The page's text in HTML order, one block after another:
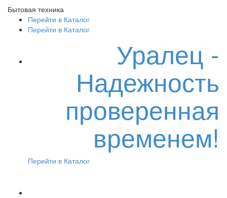
Бытовая техника
Перейти в Каталог
Перейти в Каталог
Уралец -
Надежность
проверенная
временем!
Перейти в Каталог